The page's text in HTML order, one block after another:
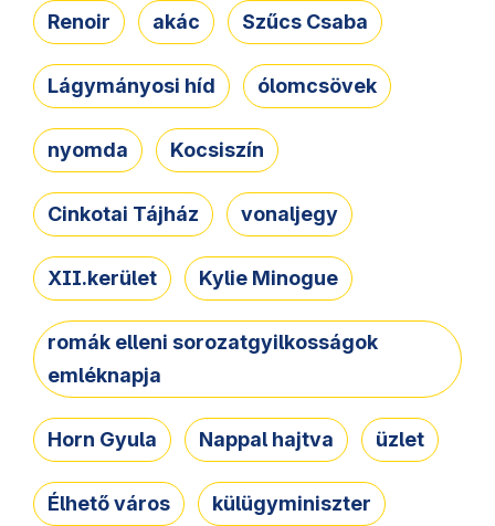
Renoir akác Szűcs Csaba
Lágymányosi híd ólomcsövek
nyomda Kocsiszín
Cinkotai Tájház vonaljegy
XII.kerület Kylie Minogue
romák elleni sorozatgyilkosságok
emléknapja
Horn Gyula Nappal hajtva üzlet
Élhető város külügyminiszter